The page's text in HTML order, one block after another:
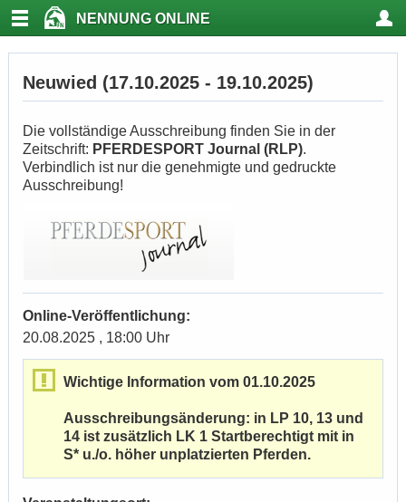
NENNUNG ONLINE
Neuwied (17.10.2025 - 19.10.2025)
Die vollständige Ausschreibung finden Sie in der
Zeitschrift: PFERDESPORT Journal (RLP).
Verbindlich ist nur die genehmigte und gedruckte
Ausschreibung!
Online-Veröffentlichung:
20.08.2025 , 18:00 Uhr
Wichtige Information vom 01.10.2025
Ausschreibungsänderung: in LP 10, 13 und
14 ist zusätzlich LK 1 Startberechtigt mit in
S* u./o. höher unplatzierten Pferden.